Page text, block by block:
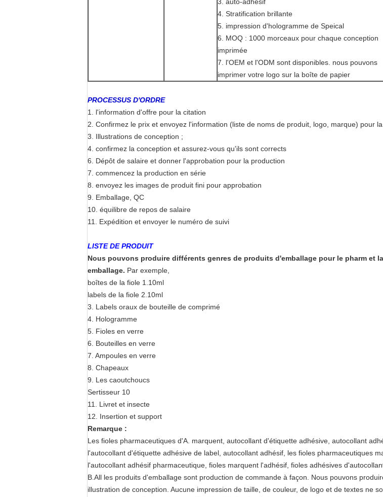
4. Stratification brillante
5. impression d'hologramme de Speical
6. MOQ : 1000 morceaux pour chaque conception
imprimée
7. l'OEM et l'ODM sont disponibles. nous pouvons
imprimer votre logo sur la boîte de papier
PROCESSUS D'ORDRE
1. l'information d'offre pour la citation
2. Confirmez le prix et envoyez l'information (liste de noms de produit, logo, marque) pour
3. Illustrations de conception ;
4. confirmez la conception et assurez-vous qu'ils sont corrects
6. Dépôt de salaire et donner l'approbation pour la production
7. commencez la production en série
8. envoyez les images de produit fini pour approbation
9. Emballage, QC
10. équilibre de repos de salaire
11. Expédition et envoyer le numéro de suivi
LISTE DE PRODUIT
Nous pouvons produire différents genres de produits d'emballage pour le pharm et
emballage. Par exemple,
boîtes de la fiole 1.10ml
labels de la fiole 2.10ml
3. Labels oraux de bouteille de comprimé
4. Hologramme
5. Fioles en verre
6. Bouteilles en verre
7. Ampoules en verre
8. Chapeaux
9. Les caoutchoucs
Sertisseur 10
11. Livret et insecte
12. Insertion et support
Remarque :
Les fioles pharmaceutiques d'A. marquent, autocollant d'étiquette adhésive, autocollant
l'autocollant d'étiquette adhésive de label, autocollant adhésif, les fioles pharmaceutiques
l'autocollant adhésif pharmaceutique, fioles marquent l'adhésif, fioles adhésives
B.All les produits d'emballage sont production de commande à façon. Nous pouvons
illustration de conception. Aucune impression de taille, de couleur, de logo et de textes ne